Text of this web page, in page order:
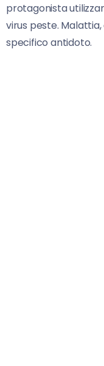
protagonista
virus peste.
specifico antidoto.